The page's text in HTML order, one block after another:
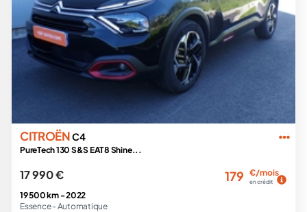
CITROËNC4
PureTech 130 S&S EAT8 Shine...
17 990 € 179 €/mois
en crédit
19 500 km -2022
Essence - Automatique